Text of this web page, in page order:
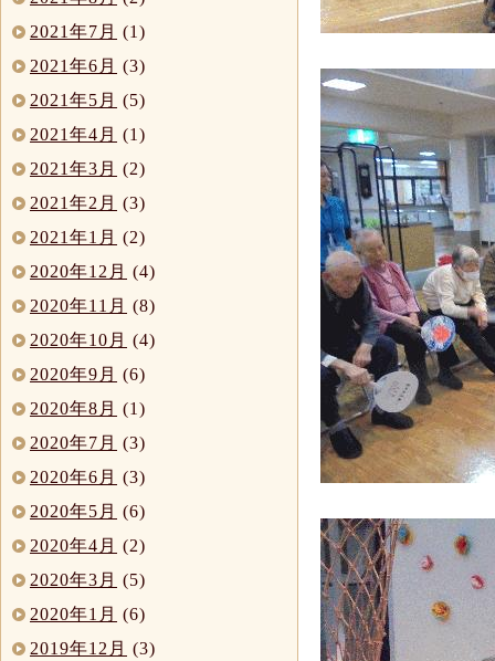
2021年7月 (1)
2021年6月 (3)
2021年5月 (5)
2021年4月 (1)
2021年3月 (2)
2021年2月 (3)
2021年1月 (2)
2020年12月 (4)
2020年11月 (8)
2020年10月 (4)
2020年9月 (6)
2020年8月 (1)
2020年7月 (3)
2020年6月 (3)
2020年5月 (6)
2020年4月 (2)
2020年3月 (5)
2020年1月 (6)
2019年12月 (3)